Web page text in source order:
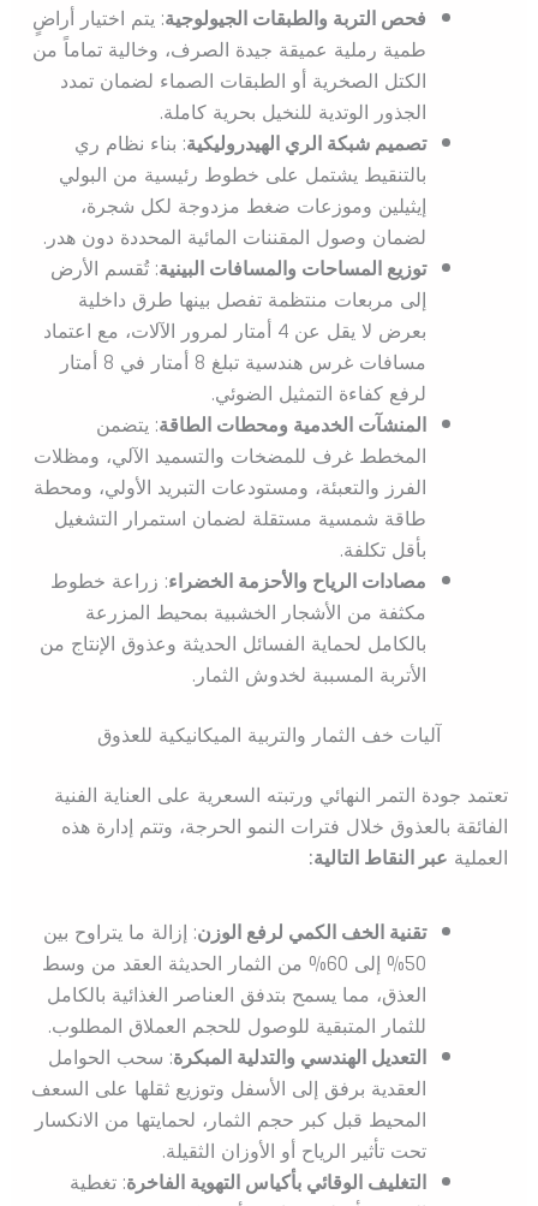
فحص التربة والطبقات الجيولوجية: يتم اختيار أراضٍ
طمية رملية عميقة جيدة الصرف، وخالية تماماً من
الكتل الصخرية أو الطبقات الصماء لضمان تمدد
الجذور الوتدية للنخيل بحرية كاملة.
تصميم شبكة الري الهيدروليكية: بناء نظام ري
بالتنقيط يشتمل على خطوط رئيسية من البولي
إيثيلين وموزعات ضغط مزدوجة لكل شجرة،
لضمان وصول المقننات المائية المحددة دون هدر.
توزيع المساحات والمسافات البينية: تُقسم الأرض
إلى مربعات منتظمة تفصل بينها طرق داخلية
بعرض لا يقل عن 4 أمتار لمرور الآلات، مع اعتماد
مسافات غرس هندسية تبلغ 8 أمتار في 8 أمتار
لرفع كفاءة التمثيل الضوئي.
المنشآت الخدمية ومحطات الطاقة: يتضمن
المخطط غرف للمضخات والتسميد الآلي، ومظلات
الفرز والتعبئة، ومستودعات التبريد الأولي، ومحطة
طاقة شمسية مستقلة لضمان استمرار التشغيل
بأقل تكلفة.
مصادات الرياح والأحزمة الخضراء: زراعة خطوط
مكثفة من الأشجار الخشبية بمحيط المزرعة
بالكامل لحماية الفسائل الحديثة وعذوق الإنتاج من
الأتربة المسببة لخدوش الثمار.
آليات خف الثمار والتربية الميكانيكية للعذوق
تعتمد جودة التمر النهائي ورتبته السعرية على العناية الفنية
الفائقة بالعذوق خلال فترات النمو الحرجة، وتتم إدارة هذه
العملية عبر النقاط التالية:
تقنية الخف الكمي لرفع الوزن: إزالة ما يتراوح بين
50% إلى 60% من الثمار الحديثة العقد من وسط
العذق، مما يسمح بتدفق العناصر الغذائية بالكامل
للثمار المتبقية للوصول للحجم العملاق المطلوب.
التعديل الهندسي والتدلية المبكرة: سحب الحوامل
العقدية برفق إلى الأسفل وتوزيع ثقلها على السعف
المحيط قبل كبر حجم الثمار، لحمايتها من الانكسار
تحت تأثير الرياح أو الأوزان الثقيلة.
التغليف الوقائي بأكياس التهوية الفاخرة: تغطية